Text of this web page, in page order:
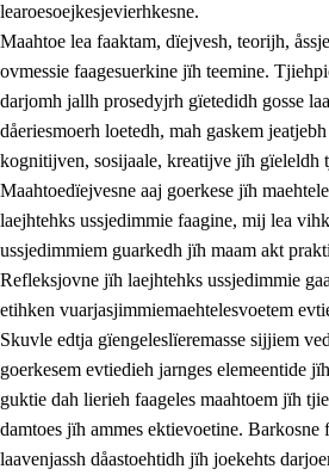
Dåaresthfaageles teemah
learoesoejkesjevierhkesne.
Maahtoe lea faaktam, dïejvesh, teorijh,
ovmessie faagesuerkine jïh teemine.
darjomh jallh prosedyjrh gïetedidh gosse
dåeriesmoerh loetedh, mah gaskem
kognitijven, sosijaale, kreatijve jïh gïeleldh
Maahtoedïejvesne aaj goerkese jïh
laejhtehks ussjedimmie faagine, mij lea
ussjedimmiem guarkedh jïh maam akt
Refleksjovne jïh laejhtehks ussjedimmie
etihken vuarjasjimmiemaehtelesvoetem
Skuvle edtja gïengeleslïeremasse sijjiem
goerkesem evtiedieh jarnges elemeentide
guktie dah lierieh faageles maahtoem jïh
damtoes jïh ammes ektievoetine. Barkosne
laavenjassh dåastoehtidh jïh joekehts